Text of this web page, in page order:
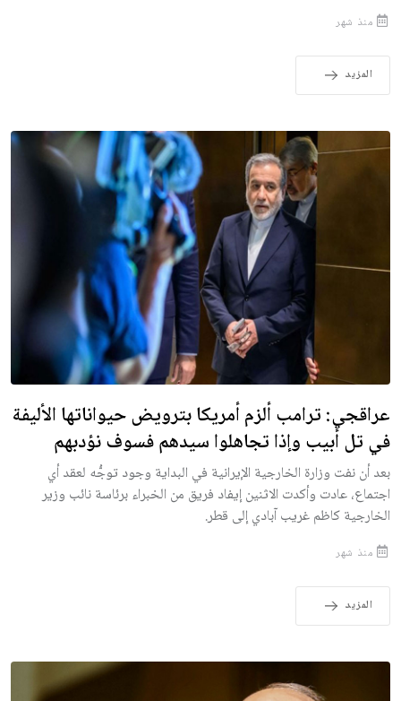
منذ شهر
المزيد
عراقجي: ترامب ألزم أمريكا بترويض حيواناتها الأليفة
في تل أبيب وإذا تجاهلوا سيدهم فسوف نؤدبهم
بعد أن نفت وزارة الخارجية الإيرانية في البداية وجود توجُّه لعقد أي
اجتماع، عادت وأكدت الاثنين إيفاد فريق من الخبراء برئاسة نائب وزير
الخارجية كاظم غريب آبادي إلى قطر.
منذ شهر
المزيد